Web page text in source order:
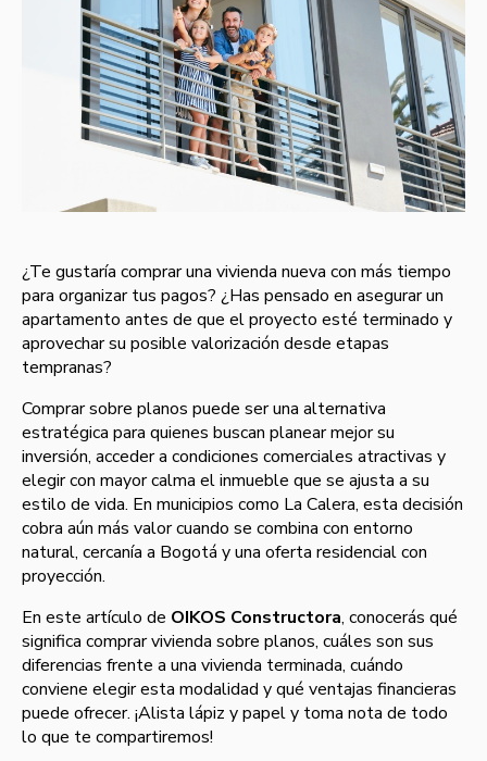
¿Te gustaría comprar una vivienda nueva con más tiempo
para organizar tus pagos? ¿Has pensado en asegurar un
apartamento antes de que el proyecto esté terminado y
aprovechar su posible valorización desde etapas
tempranas?
Comprar sobre planos puede ser una alternativa
estratégica para quienes buscan planear mejor su
inversión, acceder a condiciones comerciales atractivas y
elegir con mayor calma el inmueble que se ajusta a su
estilo de vida. En municipios como La Calera, esta decisión
cobra aún más valor cuando se combina con entorno
natural, cercanía a Bogotá y una oferta residencial con
proyección.
En este artículo de OIKOS Constructora, conocerás qué
significa comprar vivienda sobre planos, cuáles son sus
diferencias frente a una vivienda terminada, cuándo
conviene elegir esta modalidad y qué ventajas financieras
puede ofrecer. ¡Alista lápiz y papel y toma nota de todo
lo que te compartiremos!